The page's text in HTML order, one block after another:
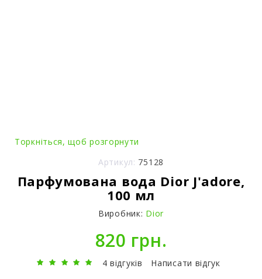
Торкніться, щоб розгорнути
Артикул: 75128
Парфумована вода Dior J'adore,
100 мл
Виробник: Dior
820 грн.
4 відгуків
Написати відгук